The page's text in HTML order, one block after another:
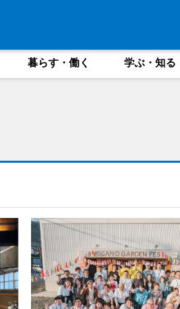
暮らす・働く 学ぶ・知る